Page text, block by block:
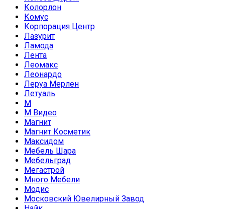
Колорлон
Комус
Корпорация Центр
Лазурит
Ламода
Лента
Леомакс
Леонардо
Леруа Мерлен
Летуаль
М
М Видео
Магнит
Магнит Косметик
Максидом
Мебель Шара
Мебельград
Мегастрой
Много Мебели
Модис
Московский Ювелирный Завод